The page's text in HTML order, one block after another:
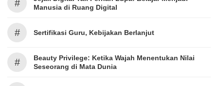
#
Manusia di Ruang Digital
# Sertifikasi Guru, Kebijakan Berlanjut
#
Beauty Privilege: Ketika Wajah Menentukan Nilai
Seseorang di Mata Dunia